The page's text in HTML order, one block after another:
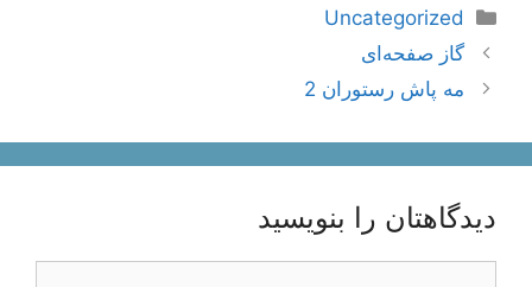
دسته‌ها
Uncategorized
ناوبری
نوشته‌ها
گاز صفحه‌ای
مه پاش رستوران 2
دیدگاهتان را بنویسید